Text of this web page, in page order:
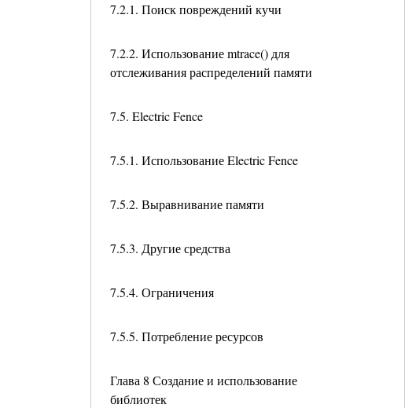
7.2.1. Поиск повреждений кучи
7.2.2. Использование mtrace() для
отслеживания распределений памяти
7.5. Electric Fence
7.5.1. Использование Electric Fence
7.5.2. Выравнивание памяти
7.5.3. Другие средства
7.5.4. Ограничения
7.5.5. Потребление ресурсов
Глава 8 Создание и использование
библиотек